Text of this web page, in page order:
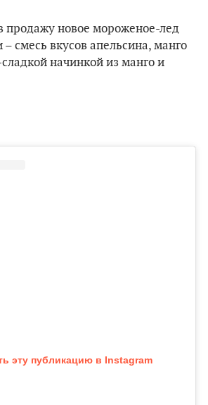
продажу новое мороженое-лед
смесь вкусов апельсина, манго
начинкой из манго и
эту публикацию в Instagram